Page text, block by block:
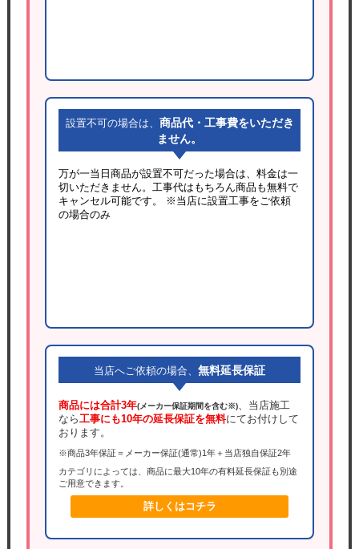
設置不可の場合は、 商品代・工事費をいただき
ません。
万が一当日商品が設置不可だった場合は、料金は一
切いただきません。工事代はもちろん商品も無料で
キャンセル可能です。
※当店に設置工事をご依頼
の場合のみ
当店へご依頼の場合、 無料延長保証
商品には合計3年(メーカー保証期間を含む※)、当店施工
なら工事にも10年の延長保証を無料にてお付けして
おります。
※商品3年保証＝メーカー保証(通常)1年＋当店独自保証2年
カテゴリによっては、商品に最大10年の有料延長保証も別途
ご用意できます。
詳しくはコチラ